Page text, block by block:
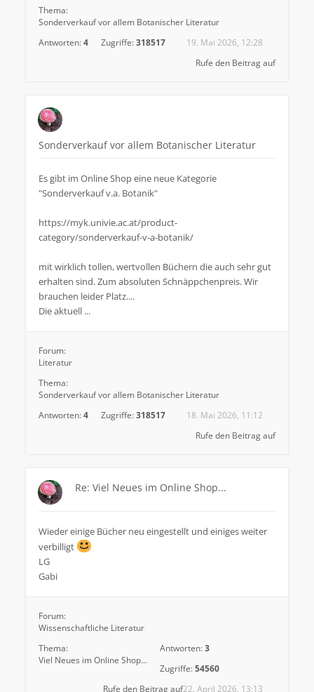
Thema:
Sonderverkauf vor allem Botanischer Literatur
Antworten:4 Zugriffe:318517
19. Mai 2026, 12:28
Rufe den Beitrag auf
Sonderverkauf vor allem Botanischer Literatur
Es gibt im Online Shop eine neue Kategorie
"Sonderverkauf v.a. Botanik"
https://myk.univie.ac.at/product-
category/sonderverkauf-v-a-botanik/
mit wirklich tollen, wertvollen Büchern die auch sehr gut
erhalten sind. Zum absoluten Schnäppchenpreis. Wir
brauchen leider Platz....
Die aktuell ...
Forum:
Literatur
Thema:
Sonderverkauf vor allem Botanischer Literatur
Antworten:4 Zugriffe:318517
18. Mai 2026, 11:12
Rufe den Beitrag auf
Re: Viel Neues im Online Shop...
Wieder einige Bücher neu eingestellt und einiges weiter
verbilligt
LG
Gabi
Forum:
Wissenschaftliche Literatur
Thema:
Viel Neues im Online Shop...
Antworten:3
Zugriffe:54560
22. April 2026, 13:13
Rufe den Beitrag auf